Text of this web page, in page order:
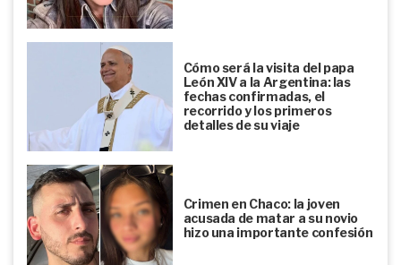
Cómo será la visita del papa
León XIV a la Argentina: las
fechas confirmadas, el
recorrido y los primeros
detalles de su viaje
Crimen en Chaco: la joven
acusada de matar a su novio
hizo una importante confesión